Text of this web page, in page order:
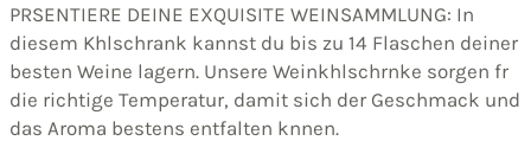
PRSENTIERE DEINE EXQUISITE WEINSAMMLUNG: In
diesem Khlschrank kannst du bis zu 14 Flaschen deiner
besten Weine lagern. Unsere Weinkhlschrnke sorgen fr
die richtige Temperatur, damit sich der Geschmack und
das Aroma bestens entfalten knnen.